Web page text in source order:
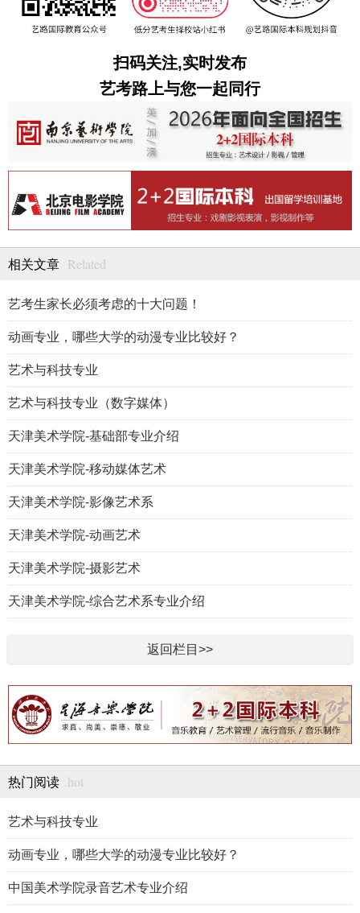
扫码关注,实时发布
艺考路上与您一起同行
相关文章 Related
艺考生家长必须考虑的十大问题！
动画专业，哪些大学的动漫专业比较好？
艺术与科技专业
艺术与科技专业（数字媒体）
天津美术学院-基础部专业介绍
天津美术学院-移动媒体艺术
天津美术学院-影像艺术系
天津美术学院-动画艺术
天津美术学院-摄影艺术
天津美术学院-综合艺术系专业介绍
返回栏目>>
热门阅读 hot
艺术与科技专业
动画专业，哪些大学的动漫专业比较好？
中国美术学院录音艺术专业介绍